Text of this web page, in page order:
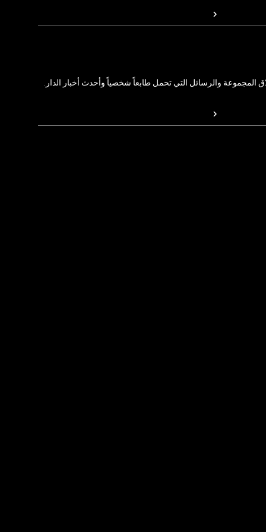
والرسائل التي تحمل طابعاً شخصياً وأحدث أخبار الدار.